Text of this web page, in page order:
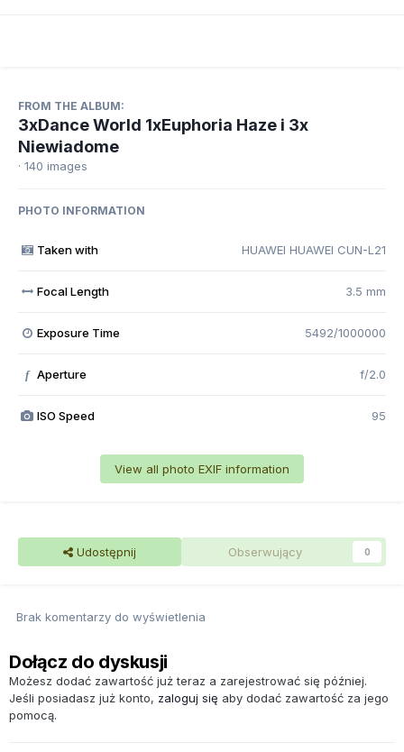
FROM THE ALBUM:
3xDance World 1xEuphoria Haze i 3x
Niewiadome
· 140 images
PHOTO INFORMATION
Taken with HUAWEI HUAWEI CUN-L21
Focal Length 3.5 mm
Exposure Time 5492/1000000
f Aperture f/2.0
ISO Speed 95
View all photo EXIF information
Udostępnij Obserwujący 0
Brak komentarzy do wyświetlenia
Dołącz do dyskusji
Możesz dodać zawartość już teraz a zarejestrować się później.
Jeśli posiadasz już konto, zaloguj się aby dodać zawartość za jego
pomocą.